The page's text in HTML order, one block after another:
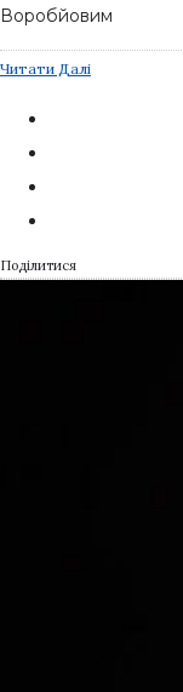
Воробйовим
Читати Далі
Поділитися